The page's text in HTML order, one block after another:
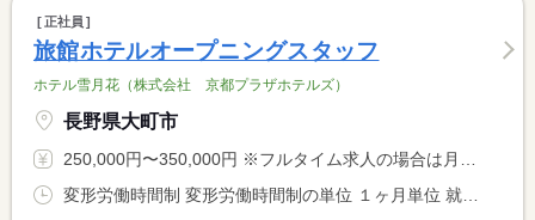
正社員
旅館ホテルオープニングスタッフ
ホテル雪月花（株式会社 京都プラザホテルズ）
長野県大町市
250,000円〜350,000円 ※フルタイム求人の場合は月額（換算額）、パート求人の場合は時間額を表示しています。